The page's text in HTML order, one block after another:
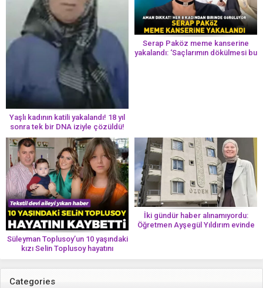
Yaşlı kadının katili yakalandı! 18 yıl
sonra tek bir DNA iziyle çözüldü!
Serap Paköz meme kanserine
yakalandı: ‘Saçlarımın dökülmesi bu
Süleyman Toplusoy’un 10 yaşındaki
kızı Selin Toplusoy hayatını
kaybetti! ‘Ah dünya güzeli melek’
İki gündür haber alınamıyordu:
Öğretmen Ayşegül Yıldırım evinde
Categories